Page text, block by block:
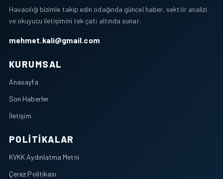
Havacılığı bizimle takip edin odağında güncel haber, sektör analizi
ve okuyucu iletişimini tek çatı altında sunar.
mehmet.kali@gmail.com
KURUMSAL
Anasayfa
Son Haberler
İletişim
POLITIKALAR
KVKK Aydınlatma Metni
Çerez Politikası